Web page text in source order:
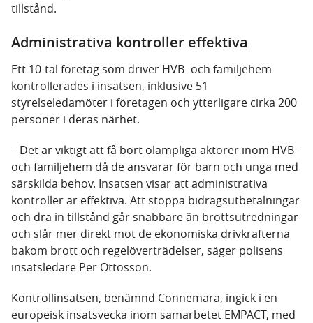
tillstånd.
Administrativa kontroller effektiva
Ett 10-tal företag som driver HVB- och familjehem
kontrollerades i insatsen, inklusive 51
styrelseledamöter i företagen och ytterligare cirka 200
personer i deras närhet.
– Det är viktigt att få bort olämpliga aktörer inom HVB-
och familjehem då de ansvarar för barn och unga med
särskilda behov. Insatsen visar att administrativa
kontroller är effektiva. Att stoppa bidragsutbetalningar
och dra in tillstånd går snabbare än brottsutredningar
och slår mer direkt mot de ekonomiska drivkrafterna
bakom brott och regelöverträdelser, säger polisens
insatsledare Per Ottosson.
Kontrollinsatsen, benämnd Connemara, ingick i en
europeisk insatsvecka inom samarbetet EMPACT, med